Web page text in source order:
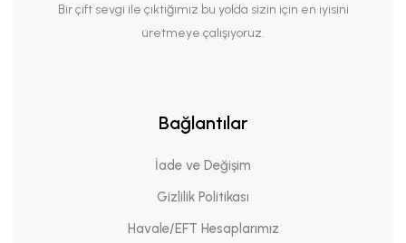
Bir çift sevgi ile çıktığımız bu yolda sizin için en iyisini
üretmeye çalışıyoruz.
Bağlantılar
İade ve Değişim
Gizlilik Politikası
Havale/EFT Hesaplarımız